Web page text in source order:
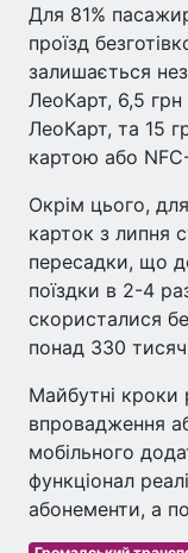
Для 81%
проїзд
залишається
ЛеоКарт, 6,5 грн
ЛеоКарт, та 15
картою або
Окрім цього,
карток з липня
пересадки, що
поїздки в 2-4
скористалися
понад 330 тисяч
Майбутні кроки
впровадження
мобільного
функціонал
абонементи, а